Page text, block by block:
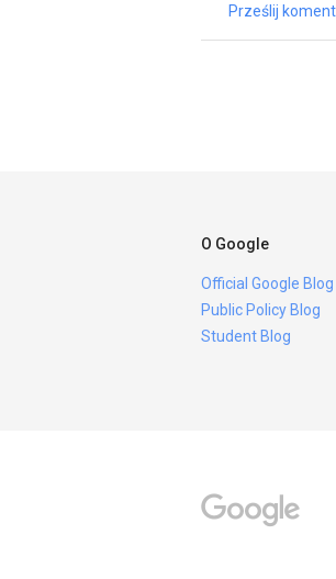
Prześlij
O Google
Official Google Blog
Public Policy Blog
Student Blog